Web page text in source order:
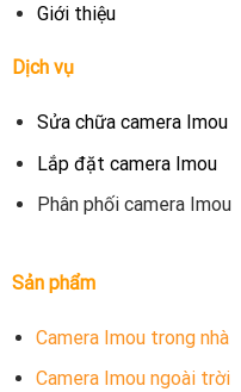
Giới thiệu
Dịch vụ
Sửa chữa camera Imou
Lắp đặt camera Imou
Phân phối camera Imou
Sản phẩm
Camera Imou trong nhà
Camera Imou ngoài trời